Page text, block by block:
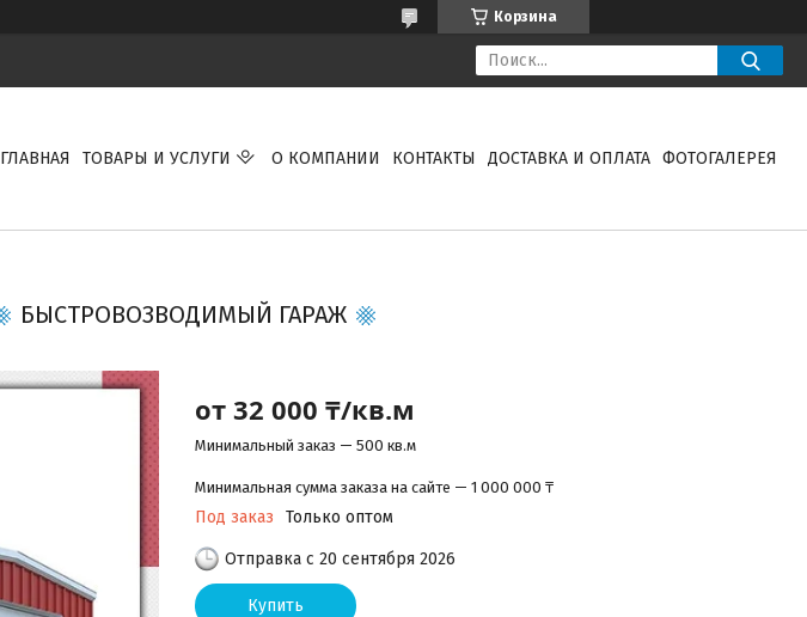
Корзина
ГЛАВНАЯ ТОВАРЫ И УСЛУГИ О КОМПАНИИ КОНТАКТЫ ДОСТАВКА И ОПЛАТА ФОТОГАЛЕРЕЯ
БЫСТРОВОЗВОДИМЫЙ ГАРАЖ
от 32 000 ₸/кв.м
Минимальный заказ — 500 кв.м
Минимальная сумма заказа на сайте — 1 000 000 ₸
Под заказ Только оптом
Отправка с 20 сентября 2026
Купить